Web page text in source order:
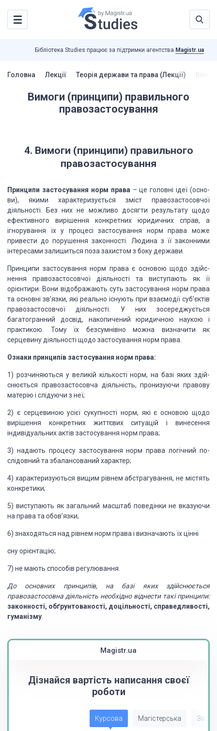
Бібліотека Studies працює за підтримки агентства Magistr.ua
Головна Лекції Теорія держави та права (Лекції)
Вимоги (принципи) правильного
правозастосування
4. Вимоги (принципи) правильного
правозастосування
Принципи застосування норм права – це головні ідеї (осно­
ви), якими характеризується зміст правозастосовчої
діяльності. Без них не можливо досягти результату щодо
ефективного вирі­шення конкретних юридичних справ, а
ігнорування їх у процесі застосування норм права може
привести до порушення законнос­ті.
Людина з її законними
інтересами залишиться поза захистом з боку держави.
Принципи застосування норм права є основою щодо здійс­
нення правозастосовчої діяльності та виступають як її
орієнтири. Вони відображають суть застосування норм права
та основні зв’язки, які реально існують при взаємодії суб’єктів
правозасто­совчої діяльності. У них зосереджується
багатогранний досвід, накопичений юридичною наукою і
практикою. Томуїх безсумні­вно можна визначити як
серцевину діяльності щодо застосування норм права.
Ознаки принципів застосування норм права:
1) розчиняються увеликій кількості норм, на базі яких здій­
снюється правозастосовча діяльність, пронизуючи правову
мате­рію і слідуючи з неї;
2) є серцевиною усієї сукупності норм, які є основою щодо
вирішення конкретних життєвих ситуацій і винесення
індивідуа­льних актів застосування норм права;
3) надають процесузастосування норм права логічний по­
слідовний та збалансований характер;
4) характеризуються вищим рівнем абстрагування, не міс­тять
конкретики;
5) виступають як загальний масштаб поведінки не вказуючи
на права та обов’язки;
6) знаходяться над рівнем норм права і визначають їх цінні
сну орієнтацію;
7) не мають способів регулювання.
До основних принципів, на базі яких здійснюється
правозастосовна діяльність необхідно віднести такі принципи:
законнос­ті, обґрунтованості, доцільності, справедливості,
гуманізму
Magistr.ua
Дізнайся вартість написання своєї
роботи
Курсова Магістерська Звіт